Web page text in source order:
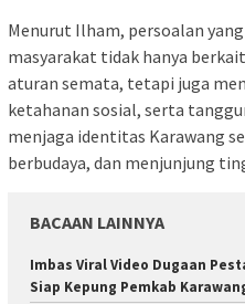
Menurut Ilham, persoalan
masyarakat tidak hanya
aturan semata, tetapi juga
ketahanan sosial, serta
menjaga identitas Karawang
berbudaya, dan menjunjung
BACAAN LAINNYA
Imbas Viral Video Dugaan
Siap Kepung Pemkab